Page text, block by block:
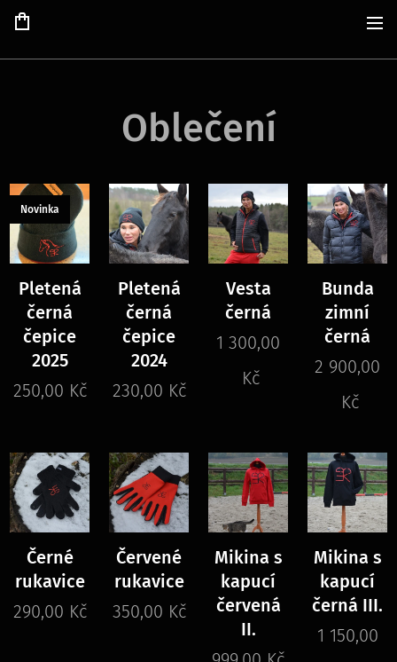
Oblečení
Pletená
černá
čepice
2025
Novinka
250,00 Kč
Pletená
černá
čepice
2024
230,00 Kč
Vesta
černá
1 300,00
Kč
Bunda
zimní
černá
2 900,00
Kč
Černé
rukavice
290,00 Kč
Červené
rukavice
350,00 Kč
Mikina s
kapucí
červená
II.
Mikina s
kapucí
černá III.
1 150,00